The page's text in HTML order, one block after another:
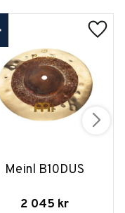
Meinl B10DUS
2 045 kr